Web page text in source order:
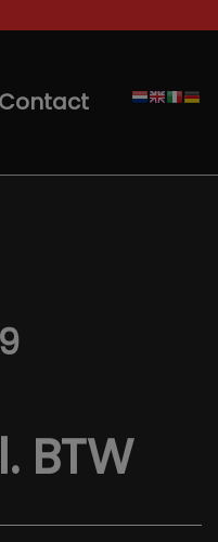
Contact
BTW